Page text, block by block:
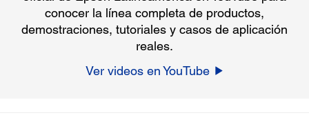
conocer la línea completa de productos,
demostraciones, tutoriales y casos de aplicación
reales.
Ver videos en YouTube